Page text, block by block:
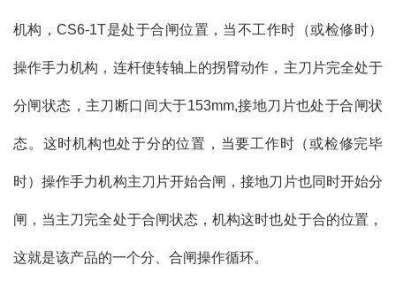
机构，CS6-1T是处于合闸位置，当不工作时（或检修时）
操作手力机构，连杆使转轴上的拐臂动作，主刀片完全处于
分闸状态，主刀断口间大于153mm,接地刀片也处于合闸状
态。这时机构也处于分的位置，当要工作时（或检修完毕
时）操作手力机构主刀片开始合闸，接地刀片也同时开始分
闸，当主刀完全处于合闸状态，机构这时也处于合的位置，
这就是该产品的一个分、合闸操作循环。